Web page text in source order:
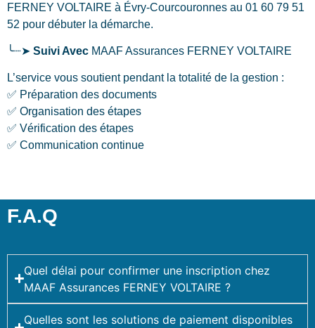
FERNEY VOLTAIRE à Évry-Courcouronnes au 01 60 79 51
52 pour débuter la démarche.
╰┈➤ Suivi Avec MAAF Assurances FERNEY VOLTAIRE
L’service vous soutient pendant la totalité de la gestion :
✅ Préparation des documents
✅ Organisation des étapes
✅ Vérification des étapes
✅ Communication continue
F.A.Q
Quel délai pour confirmer une inscription chez
MAAF Assurances FERNEY VOLTAIRE ?
Quelles sont les solutions de paiement disponibles